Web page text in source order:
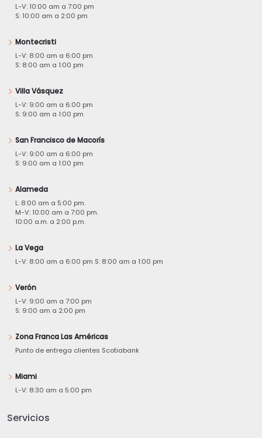
L-V: 10:00 am a 7:00 pm
S: 10:00 am a 2:00 pm
Montecristi
L-V: 8:00 am a 6:00 pm
S: 8:00 am a 1:00 pm
Villa Vásquez
L-V: 9:00 am a 6:00 pm
S: 9:00 am a 1:00 pm
San Francisco de Macorís
L-V: 9:00 am a 6:00 pm
S: 9:00 am a 1:00 pm
Alameda
L: 8:00 am a 5:00 pm.
M-V: 10:00 am a 7:00 pm.
10:00 a.m. a 2:00 p.m.
La Vega
L-V: 8:00 am a 6:00 pm S: 8:00 am a 1:00 pm
Verón
L-V: 9:00 am a 7:00 pm
S: 9:00 am a 2:00 pm
Zona Franca Las Américas
Punto de entrega clientes Scotiabank
Miami
L-V: 8:30 am a 5:00 pm
Servicios